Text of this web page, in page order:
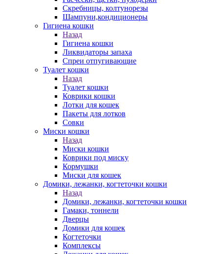
Скребницы, колтунорезы
Шампуни,кондиционеры
Гигиена кошки
Назад
Гигиена кошки
Ликвидаторы запаха
Спреи отпугивающие
Туалет кошки
Назад
Туалет кошки
Коврики кошки
Лотки для кошек
Пакеты для лотков
Совки
Миски кошки
Назад
Миски кошки
Коврики под миску
Кормушки
Миски для кошек
Домики, лежанки, когтеточки кошки
Назад
Домики, лежанки, когтеточки кошки
Гамаки, тоннели
Дверцы
Домики для кошек
Когтеточки
Комплексы